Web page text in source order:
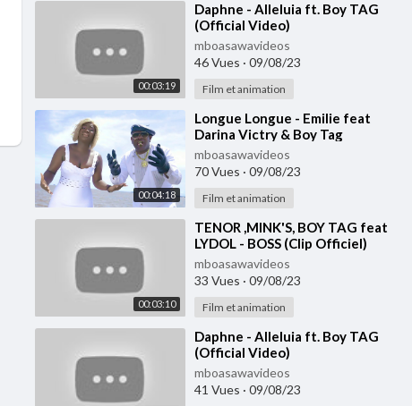
00:03:19
⁣Daphne - Alleluia ft. Boy TAG
(Official Video)
mboasawavideos
46 Vues · 09/08/23
Film et animation
00:04:18
⁣Longue Longue - Emilie feat
Darina Victry & Boy Tag
(Ausculté par Dr Dugon)
mboasawavideos
70 Vues · 09/08/23
Film et animation
00:03:10
⁣TENOR ,MINK'S, BOY TAG feat
LYDOL - BOSS (Clip Officiel)
mboasawavideos
33 Vues · 09/08/23
Film et animation
⁣Daphne - Alleluia ft. Boy TAG
(Official Video)
mboasawavideos
41 Vues · 09/08/23